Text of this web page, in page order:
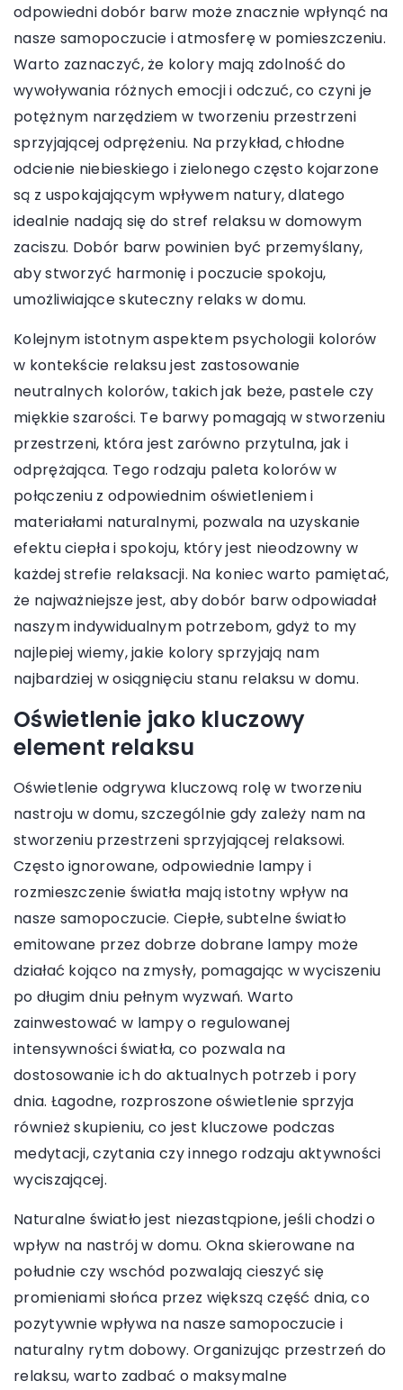
odpowiedni dobór barw może znacznie wpłynąć na
nasze samopoczucie i atmosferę w pomieszczeniu.
Warto zaznaczyć, że kolory mają zdolność do
wywoływania różnych emocji i odczuć, co czyni je
potężnym narzędziem w tworzeniu przestrzeni
sprzyjającej odprężeniu. Na przykład, chłodne
odcienie niebieskiego i zielonego często kojarzone
są z uspokajającym wpływem natury, dlatego
idealnie nadają się do stref relaksu w domowym
zaciszu. Dobór barw powinien być przemyślany,
aby stworzyć harmonię i poczucie spokoju,
umożliwiające skuteczny relaks w domu.
Kolejnym istotnym aspektem psychologii kolorów
w kontekście relaksu jest zastosowanie
neutralnych kolorów, takich jak beże, pastele czy
miękkie szarości. Te barwy pomagają w stworzeniu
przestrzeni, która jest zarówno przytulna, jak i
odprężająca. Tego rodzaju paleta kolorów w
połączeniu z odpowiednim oświetleniem i
materiałami naturalnymi, pozwala na uzyskanie
efektu ciepła i spokoju, który jest nieodzowny w
każdej strefie relaksacji. Na koniec warto pamiętać,
że najważniejsze jest, aby dobór barw odpowiadał
naszym indywidualnym potrzebom, gdyż to my
najlepiej wiemy, jakie kolory sprzyjają nam
najbardziej w osiągnięciu stanu relaksu w domu.
Oświetlenie jako kluczowy
element relaksu
Oświetlenie odgrywa kluczową rolę w tworzeniu
nastroju w domu, szczególnie gdy zależy nam na
stworzeniu przestrzeni sprzyjającej relaksowi.
Często ignorowane, odpowiednie lampy i
rozmieszczenie światła mają istotny wpływ na
nasze samopoczucie. Ciepłe, subtelne światło
emitowane przez dobrze dobrane lampy może
działać kojąco na zmysły, pomagając w wyciszeniu
po długim dniu pełnym wyzwań. Warto
zainwestować w lampy o regulowanej
intensywności światła, co pozwala na
dostosowanie ich do aktualnych potrzeb i pory
dnia. Łagodne, rozproszone oświetlenie sprzyja
również skupieniu, co jest kluczowe podczas
medytacji, czytania czy innego rodzaju aktywności
wyciszającej.
Naturalne światło jest niezastąpione, jeśli chodzi o
wpływ na nastrój w domu. Okna skierowane na
południe czy wschód pozwalają cieszyć się
promieniami słońca przez większą część dnia, co
pozytywnie wpływa na nasze samopoczucie i
naturalny rytm dobowy. Organizując przestrzeń do
relaksu, warto zadbać o maksymalne